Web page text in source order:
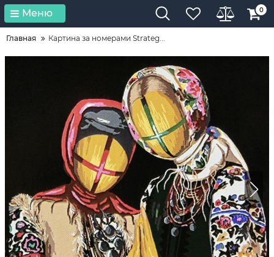
Меню 0
Главная Картина за номерами Strateg...